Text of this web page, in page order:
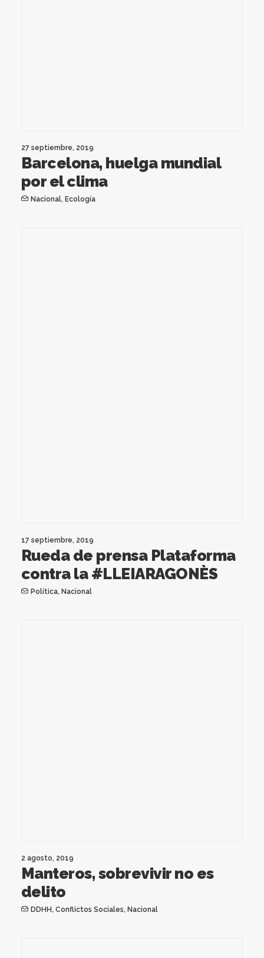
27 septiembre, 2019
Barcelona, huelga mundial
por el clima
Nacional, Ecología
17 septiembre, 2019
Rueda de prensa Plataforma
contra la #LLEIARAGONÈS
Política, Nacional
2 agosto, 2019
Manteros, sobrevivir no es
delito
DDHH, Conflictos Sociales, Nacional